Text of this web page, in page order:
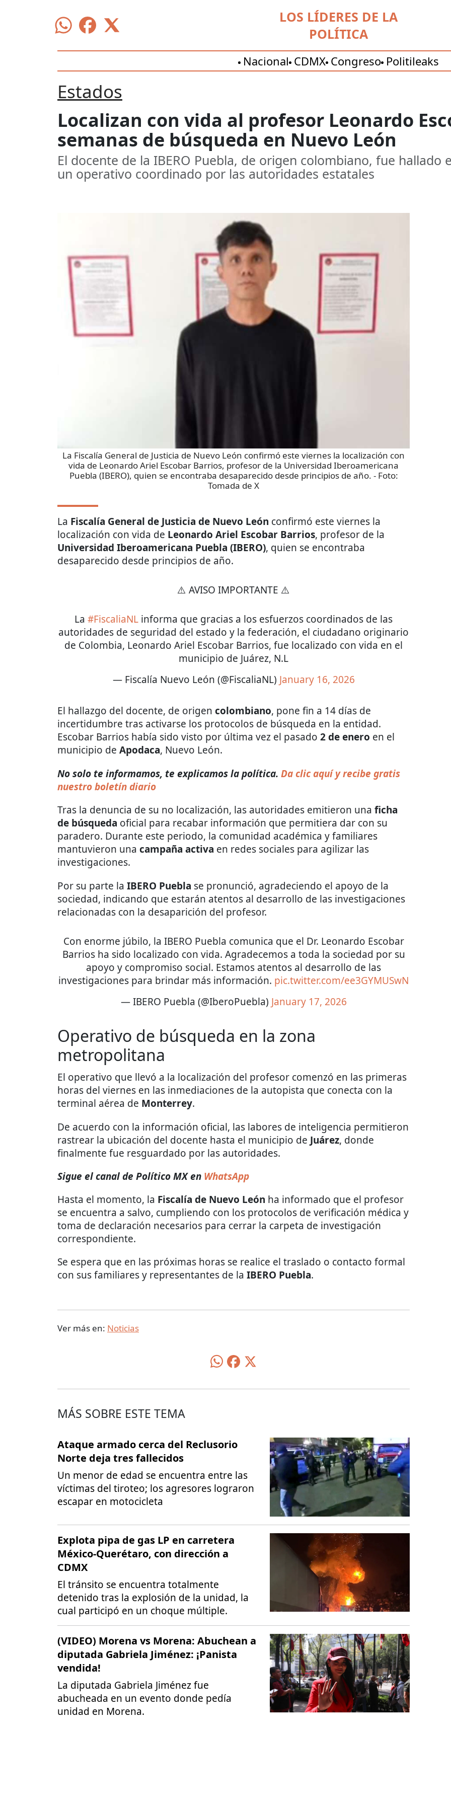
LOS LÍDERES DE LA
POLÍTICA
Nacional CDMX Congreso Politileaks
Estados
Localizan con vida al profesor Leonardo
semanas de búsqueda en Nuevo León
El docente de la IBERO Puebla, de origen colombiano, fue hallado
un operativo coordinado por las autoridades estatales
La Fiscalía General de Justicia de Nuevo León confirmó este viernes la localización con
vida de Leonardo Ariel Escobar Barrios, profesor de la Universidad Iberoamericana
Puebla (IBERO), quien se encontraba desaparecido desde principios de año. - Foto:
Tomada de X
La Fiscalía General de Justicia de Nuevo León confirmó este viernes la
localización con vida de Leonardo Ariel Escobar Barrios, profesor de la
Universidad Iberoamericana Puebla (IBERO), quien se encontraba
desaparecido desde principios de año.
⚠️ AVISO IMPORTANTE ⚠️
La #FiscaliaNL informa que gracias a los esfuerzos coordinados de las
autoridades de seguridad del estado y la federación, el ciudadano originario
de Colombia, Leonardo Ariel Escobar Barrios, fue localizado con vida en el
municipio de Juárez, N.L
— Fiscalía Nuevo León (@FiscaliaNL) January 16, 2026
El hallazgo del docente, de origen colombiano, pone fin a 14 días de
incertidumbre tras activarse los protocolos de búsqueda en la entidad.
Escobar Barrios había sido visto por última vez el pasado 2 de enero en el
municipio de Apodaca, Nuevo León.
No solo te informamos, te explicamos la política. Da clic aquí y recibe gratis
nuestro boletín diario
Tras la denuncia de su no localización, las autoridades emitieron una ficha
de búsqueda oficial para recabar información que permitiera dar con su
paradero. Durante este periodo, la comunidad académica y familiares
mantuvieron una campaña activa en redes sociales para agilizar las
investigaciones.
Por su parte la IBERO Puebla se pronunció, agradeciendo el apoyo de la
sociedad, indicando que estarán atentos al desarrollo de las investigaciones
relacionadas con la desaparición del profesor.
Con enorme júbilo, la IBERO Puebla comunica que el Dr. Leonardo Escobar
Barrios ha sido localizado con vida. Agradecemos a toda la sociedad por su
apoyo y compromiso social. Estamos atentos al desarrollo de las
investigaciones para brindar más información. pic.twitter.com/ee3GYMUSwN
— IBERO Puebla (@IberoPuebla) January 17, 2026
Operativo de búsqueda en la zona
metropolitana
El operativo que llevó a la localización del profesor comenzó en las primeras
horas del viernes en las inmediaciones de la autopista que conecta con la
terminal aérea de Monterrey.
De acuerdo con la información oficial, las labores de inteligencia permitieron
rastrear la ubicación del docente hasta el municipio de Juárez, donde
finalmente fue resguardado por las autoridades.
Sigue el canal de Político MX en WhatsApp
Hasta el momento, la Fiscalía de Nuevo León ha informado que el profesor
se encuentra a salvo, cumpliendo con los protocolos de verificación médica y
toma de declaración necesarios para cerrar la carpeta de investigación
correspondiente.
Se espera que en las próximas horas se realice el traslado o contacto formal
con sus familiares y representantes de la IBERO Puebla.
Ver más en: Noticias
MÁS SOBRE ESTE TEMA
Ataque armado cerca del Reclusorio
Norte deja tres fallecidos
Un menor de edad se encuentra entre las
víctimas del tiroteo; los agresores lograron
escapar en motocicleta
Explota pipa de gas LP en carretera
México-Querétaro, con dirección a
CDMX
El tránsito se encuentra totalmente
detenido tras la explosión de la unidad, la
cual participó en un choque múltiple.
(VIDEO) Morena vs Morena: Abuchean a
diputada Gabriela Jiménez: ¡Panista
vendida!
La diputada Gabriela Jiménez fue
abucheada en un evento donde pedía
unidad en Morena.